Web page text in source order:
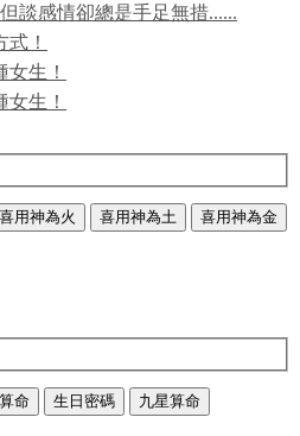
談感情卻總是手足無措......
！
生！
生！
喜用神為火 喜用神為土 喜用神為金
命 生日密碼 九星算命